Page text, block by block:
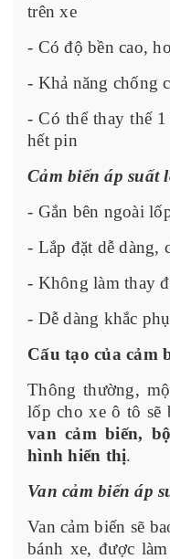
trên xe
- Có độ bền cao,
- Khả năng chống
- Có thể thay thế
hết pin
Cảm biến áp suất
- Gắn bên ngoài
- Lắp đặt dễ dàng,
- Không làm thay
- Dễ dàng khắc
Cấu tạo của cảm
Thông thường,
lốp cho xe ô tô sẽ
van cảm biến,
hình hiển thị.
Van cảm biến áp
Van cảm biến sẽ
bánh xe, được